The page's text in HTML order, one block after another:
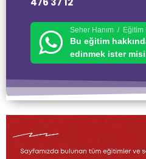
Seher Hanım / Eğitim
Bu eğitim
edinmek ister